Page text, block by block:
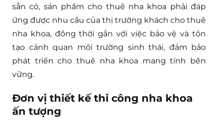
sẵn có, sản phẩm cho thuê nha khoa phải đáp
ứng được nhu cầu của thị trường khách cho thuê
nha khoa, đồng thời gắn với việc bảo vệ và tôn
tạo cảnh quan môi trường sinh thái, đảm bảo
phát triển cho thuê nha khoa mang tính bền
vững.
Đơn vị thiết kế thi công nha khoa
ấn tượng